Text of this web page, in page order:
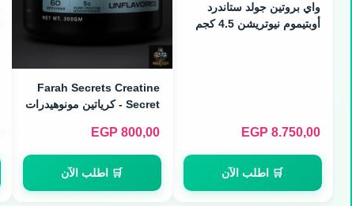
واي بروتين جولد ستاندرد
أوبتيموم نيوتريشن 4.5 كجم
8.750,00
EGP
🛒 اطلب الآن
Farah Secrets Creatine
Secret - كرياتين مونوهيدرات
800,00
EGP
🛒 اطلب الآن